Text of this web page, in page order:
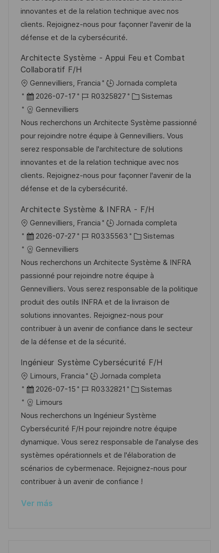
i
ó
n
d
e
p
b
c
a
m
p
l
o
o
r
innovantes et de la relation technique avec nos
clients. Rejoignez-nous pour façonner l'avenir de la
défense et de la cybersécurité.
Architecte Système - Appui Feu et Combat
Collaboratif F/H
U
b
c
a
c
i
ó
n
Gennevilliers, Francia
Jornada completa
F
e
c
h
a
d
e
p
b
l
i
c
a
c
i
ó
n
2026-07-17
I
d
e
e
m
p
l
o
R0325827
C
t
e
g
o
r
Sistemas
Gennevilliers
Nous recherchons un Architecte Système passionné
pour rejoindre notre équipe à Gennevilliers. Vous
serez responsable de l'architecture de solutions
innovantes et de la relation technique avec nos
clients. Rejoignez-nous pour façonner l'avenir de la
défense et de la cybersécurité.
Architecte Système & INFRA - F/H
U
b
c
a
c
i
ó
n
Gennevilliers, Francia
Jornada completa
F
e
c
h
a
d
e
p
u
l
i
c
a
c
i
ó
n
2026-07-27
I
d
e
e
m
p
l
e
R0335563
C
t
e
g
o
r
í
Sistemas
Gennevilliers
Nous recherchons un Architecte Système & INFRA
passionné pour rejoindre notre équipe à
Gennevilliers. Vous serez responsable de la politique
produit des outils INFRA et de la livraison de
solutions innovantes. Rejoignez-nous pour
contribuer à un avenir de confiance dans le secteur
de la défense et de la sécurité.
Ingénieur Système Cybersécurité F/H
U
b
c
a
c
i
ó
n
Limours, Francia
Jornada completa
F
e
c
h
a
d
e
p
b
2026-07-15
I
d
e
e
m
p
l
R0332821
C
t
e
g
o
r
í
Sistemas
Limours
Nous recherchons un Ingénieur Système
Cybersécurité F/H pour rejoindre notre équipe
dynamique. Vous serez responsable de l'analyse des
systèmes opérationnels et de l'élaboration de
scénarios de cybermenace. Rejoignez-nous pour
contribuer à un avenir de confiance !
Ver más